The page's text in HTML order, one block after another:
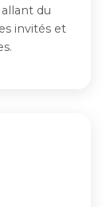
du
invités et